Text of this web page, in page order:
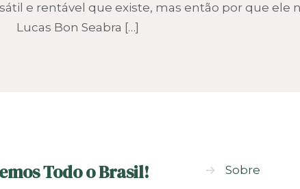
e rentável que existe, mas então por que ele
Lucas Bon Seabra […]
Todo o Brasil! →
Sobre